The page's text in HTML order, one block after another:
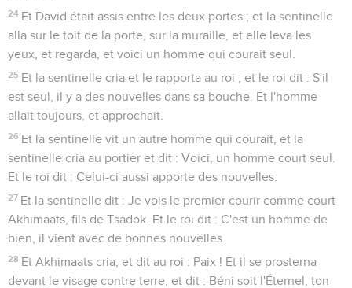
24 Et David était assis entre les deux portes ; et la sentinelle
alla sur le toit de la porte, sur la muraille, et elle leva les
yeux, et regarda, et voici un homme qui courait seul.
25 Et la sentinelle cria et le rapporta au roi ; et le roi dit : S'il
est seul, il y a des nouvelles dans sa bouche. Et l'homme
allait toujours, et approchait.
26 Et la sentinelle vit un autre homme qui courait, et la
sentinelle cria au portier et dit : Voici, un homme court seul.
Et le roi dit : Celui-ci aussi apporte des nouvelles.
27 Et la sentinelle dit : Je vois le premier courir comme court
Akhimaats, fils de Tsadok. Et le roi dit : C'est un homme de
bien, il vient avec de bonnes nouvelles.
28 Et Akhimaats cria, et dit au roi : Paix ! Et il se prosterna
devant le visage contre terre, et dit : Béni soit l'Éternel, ton